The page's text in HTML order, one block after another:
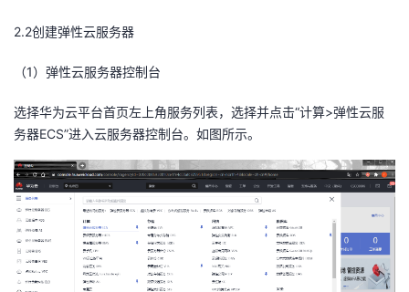
2.2创建弹性云服务器
（1） 弹性云服务器控制台
选择华为云平台首页左上角服务列表，选择并点击“计算>弹性云服
务器ECS”进入云服务器控制台。如图所示。